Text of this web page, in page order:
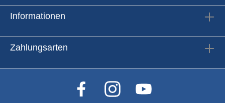
Informationen
Zahlungsarten